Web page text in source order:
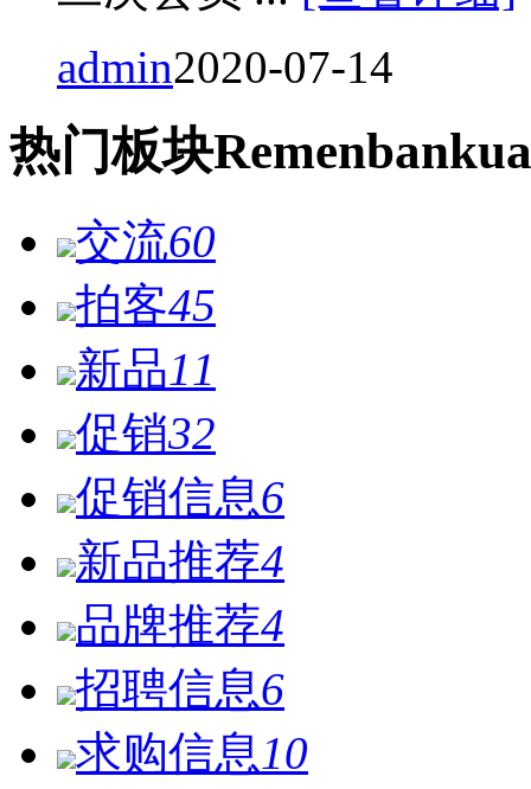
admin2020-07-14
热门板块Remen
交流60
拍客45
新品11
促销32
促销信息6
新品推荐4
品牌推荐4
招聘信息6
求购信息 10